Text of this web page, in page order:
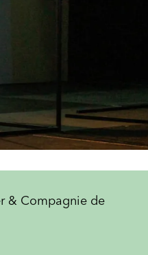
& Compagnie de